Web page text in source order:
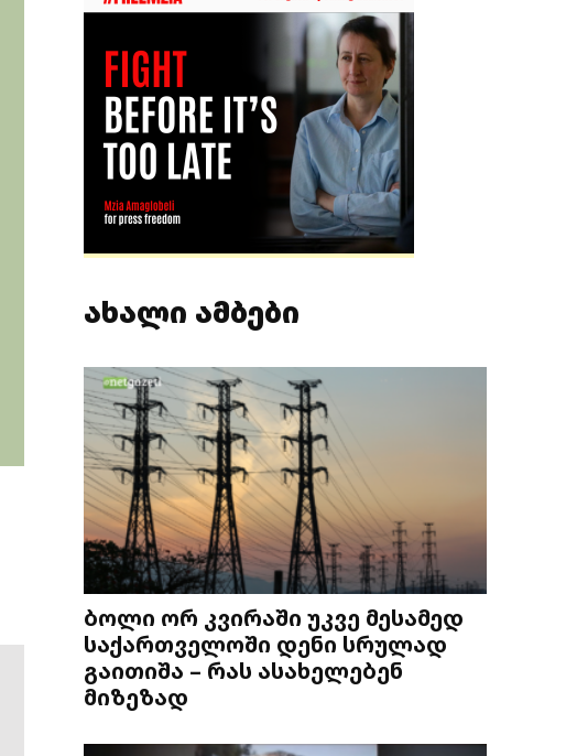
ახალი ამბები
ბოლი ორ კვირაში უკვე მესამედ
საქართველოში დენი სრულად
გაითიშა – რას ასახელებენ
მიზეზად